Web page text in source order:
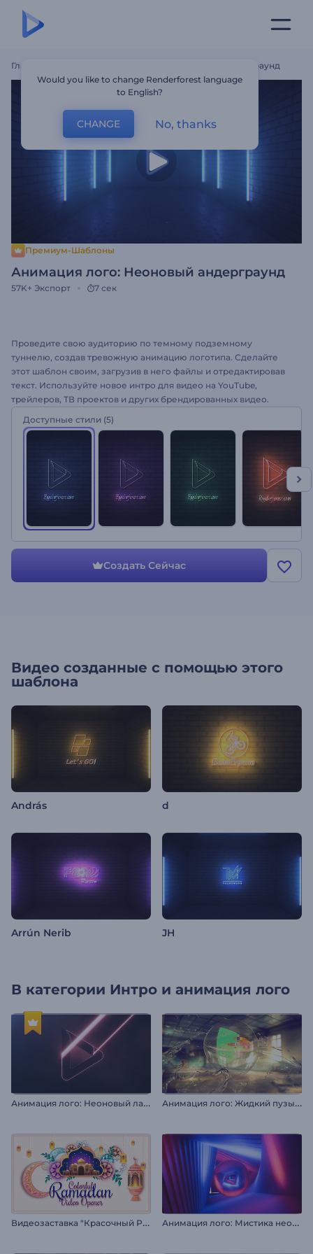
Главная Анимация Лого: Неоновый Андерграунд
Премиум-Шаблоны
Анимация лого: Неоновый андерграунд
57K+ Экспорт 7 сек
Проведите свою аудиторию по темному подземному
туннелю, создав тревожную анимацию логотипа. Сделайте
этот шаблон своим, загрузив в него файлы и отредактировав
текст. Используйте новое интро для видео на YouTube,
трейлеров, ТВ проектов и других брендированных видео.
Появление Логотипа Андеграунд Неон!
Доступные стили (5)
Создать Сейчас
Видео созданные с помощью этого
шаблона
András d
Arrún Nerib JH
В категории Интро и анимация лого
А
нимация лого: Неоновый лазер А
нимация лого: Жидкий пузырь
В
идеозаставка "Красочный Рамадан" А
нимация лого: Мистика неона
Would you like to change Renderforest language
to English?
CHANGE No, thanks